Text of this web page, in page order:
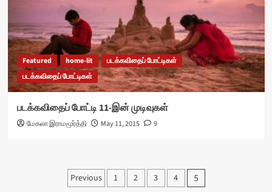
Featured home-lit
படக்கவிதைப் போட்டிகள்
படக்கவிதைப் போட்டிகள்
படக்கவிதைப் போட்டி 11-இன் முடிவுகள்
மேகலா இராமமூர்த்தி May 11, 2015 9
Posts
Previous 1 2 3 4 5